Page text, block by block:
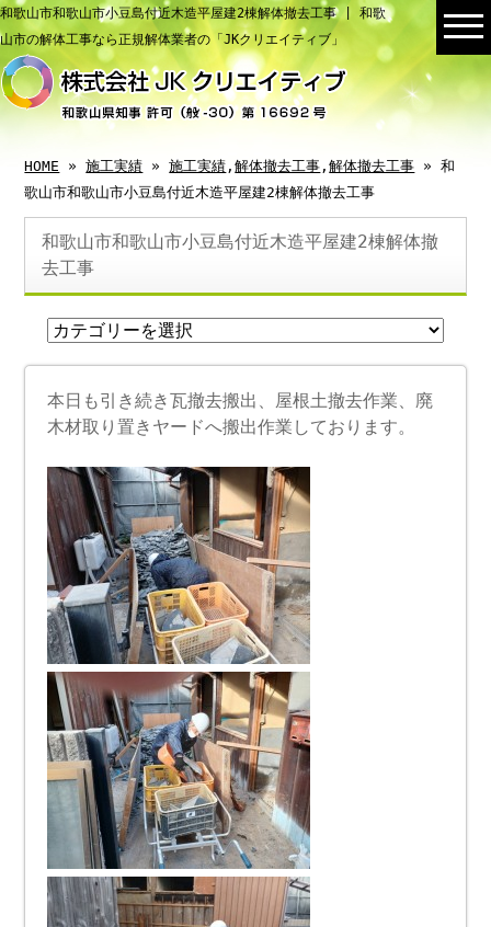
和歌山市和歌山市小豆島付近木造平屋建2棟解体撤去工事 | 和歌
山市の解体工事なら正規解体業者の「JKクリエイティブ」
HOME »施工実績 »施工実績 ,解体撤去工事 ,解体撤去工事 » 和
歌山市和歌山市小豆島付近木造平屋建2棟解体撤去工事
和歌山市和歌山市小豆島付近木造平屋建2棟解体撤
去工事
本日も引き続き瓦撤去搬出、屋根土撤去作業、廃
木材取り置きヤードへ搬出作業しております。